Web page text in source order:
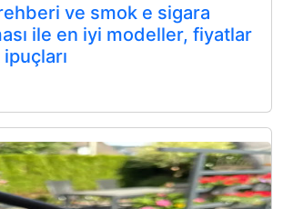
ve smok e sigara
ile en iyi modeller, fiyatlar